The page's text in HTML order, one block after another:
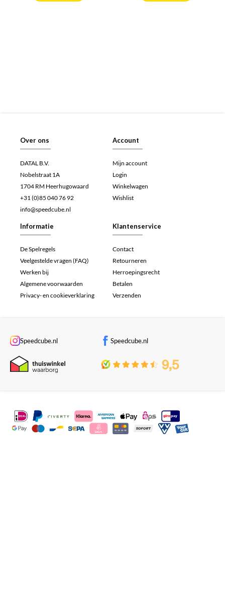
Over ons
DATAL B.V.
Nobelstraat 1A
1704 RM Heerhugowaard
+31 (0)85 040 76 92
info@speedcube.nl
Account
Mijn account
Login
Winkelwagen
Wishlist
Informatie
De Spelregels
Veelgestelde vragen (FAQ)
Werken bij
Algemene voorwaarden
Privacy- en cookieverklaring
Klantenservice
Contact
Retourneren
Herroepingsrecht
Betalen
Verzenden
Speedcube.nl Speedcube.nl